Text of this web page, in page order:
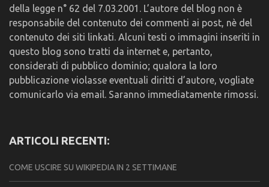
della legge n° 62 del 7.03.2001. L’autore del blog non è
responsabile del contenuto dei commenti ai post, nè del
contenuto dei siti linkati. Alcuni testi o immagini inseriti in
questo blog sono tratti da internet e, pertanto,
considerati di pubblico dominio; qualora la loro
pubblicazione violasse eventuali diritti d’autore, vogliate
comunicarlo via email. Saranno immediatamente rimossi.
ARTICOLI RECENTI:
COME USCIRE SU WIKIPEDIA IN 2 SETTIMANE